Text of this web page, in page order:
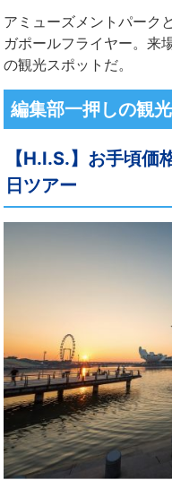
アミューズメントパーク
ガポールフライヤー。来
の観光スポットだ。
編集部一押しの観
【H.I.S.】お手頃
日ツアー